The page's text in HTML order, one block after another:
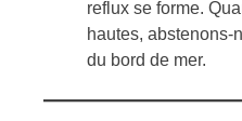
reflux se forme.
hautes, abstenons-
du bord de mer.